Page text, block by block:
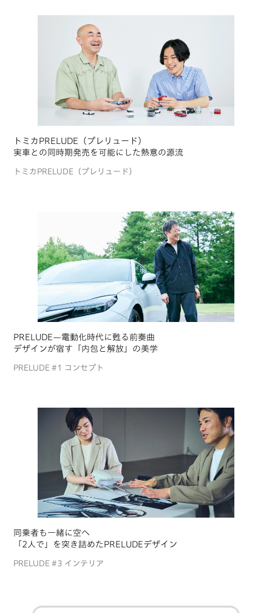
トミカPRELUDE（プレリュード）
実車との同時期発売を可能にした熱意の源流
トミカPRELUDE（プレリュード）
PRELUDE—電動化時代に甦る前奏曲
デザインが宿す「内包と解放」の美学
PRELUDE #1 コンセプト
同乗者も一緒に空へ
「2人で」を突き詰めたPRELUDEデザイン
PRELUDE #3 インテリア